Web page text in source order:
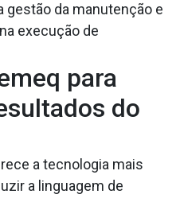
gestão da manutenção e
execução de
para
do
a tecnologia mais
a linguagem de